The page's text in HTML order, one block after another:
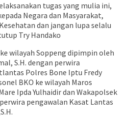
tugas yang mulia ini,
Negara dan Masyarakat,
dan jangan lupa selalu
Try Handako
wilayah Soppeng dipimpin oleh
S.H. dengan perwira
Polres Bone Iptu Fredy
BKO ke wilayah Maros
Ipda Yulhaidir dan Wakapolsek
pengawalan Kasat Lantas